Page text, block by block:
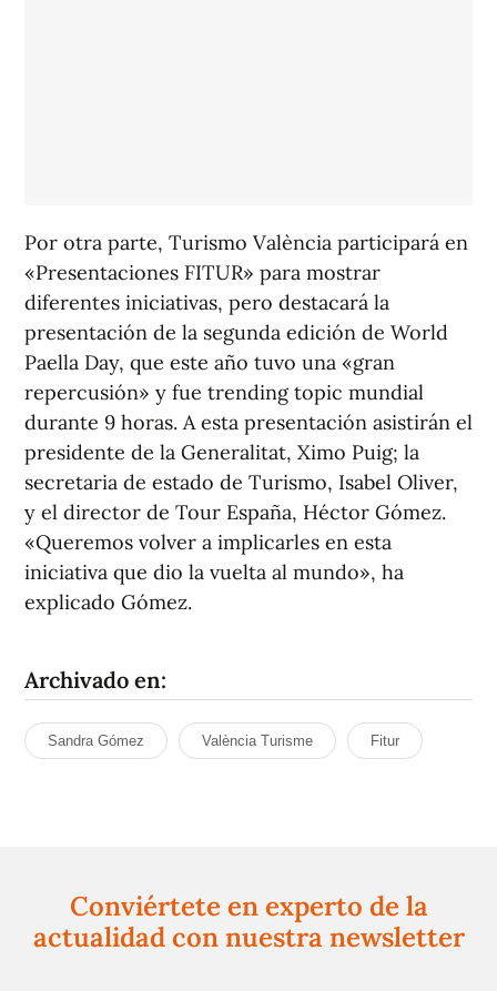
Por otra parte, Turismo València participará en
«Presentaciones FITUR» para mostrar
diferentes iniciativas, pero destacará la
presentación de la segunda edición de World
Paella Day, que este año tuvo una «gran
repercusión» y fue trending topic mundial
durante 9 horas. A esta presentación asistirán el
presidente de la Generalitat, Ximo Puig; la
secretaria de estado de Turismo, Isabel Oliver,
y el director de Tour España, Héctor Gómez.
«Queremos volver a implicarles en esta
iniciativa que dio la vuelta al mundo», ha
explicado Gómez.
Archivado en:
Sandra Gómez València Turisme Fitur
Conviértete en experto de la
actualidad con nuestra newsletter